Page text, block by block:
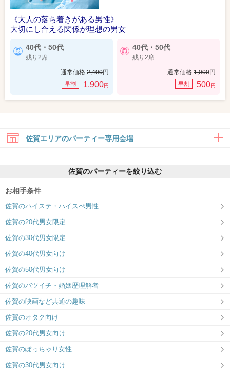
《大人の落ち着きがある男性》
大切にし合える関係が理想の男女
40代・50代
残り2席
通常価格 2,400円
早割 1,900円
40代・50代
残り2席
通常価格 1,000円
早割 500円
佐賀エリアのパーティー専用会場
木のぬくもり感じる個室パーティー会場♪
佐賀のパーティーを絞り込む
お相手条件
佐賀のハイステ・ハイスぺ男性
佐賀の20代男女限定
佐賀の30代男女限定
佐賀の40代男女向け
佐賀の50代男女向け
佐賀のバツイチ・婚姻歴理解者
佐賀の映画など共通の趣味
佐賀のオタク向け
佐賀の20代男女向け
佐賀のぽっちゃり女性
佐賀の30代男女向け